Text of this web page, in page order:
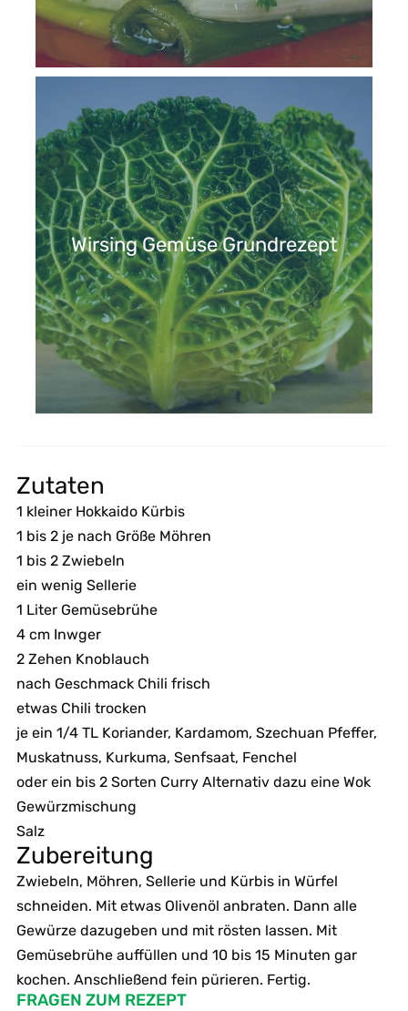
Wirsing Gemüse Grundrezept
Zutaten
1 kleiner Hokkaido Kürbis
1 bis 2 je nach Größe Möhren
1 bis 2 Zwiebeln
ein wenig Sellerie
1 Liter Gemüsebrühe
4 cm Inwger
2 Zehen Knoblauch
nach Geschmack Chili frisch
etwas Chili trocken
je ein 1/4 TL Koriander, Kardamom, Szechuan Pfeffer,
Muskatnuss, Kurkuma, Senfsaat, Fenchel
oder ein bis 2 Sorten Curry Alternativ dazu eine Wok
Gewürzmischung
Salz
Zubereitung
Zwiebeln, Möhren, Sellerie und Kürbis in Würfel
schneiden. Mit etwas Olivenöl anbraten. Dann alle
Gewürze dazugeben und mit rösten lassen. Mit
Gemüsebrühe auffüllen und 10 bis 15 Minuten gar
kochen. Anschließend fein pürieren. Fertig.
FRAGEN ZUM REZEPT